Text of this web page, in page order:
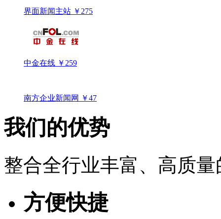
界面新闻主站 ￥275
中金在线 ￥259
南方企业新闻网 ￥47
我们的优势
整合全行业丰富、高质
方便快捷